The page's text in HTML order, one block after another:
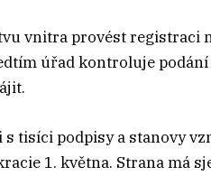
vnitra provést registraci
úřad kontroluje
s tisíci podpisy a stanovy
1. května. Strana má